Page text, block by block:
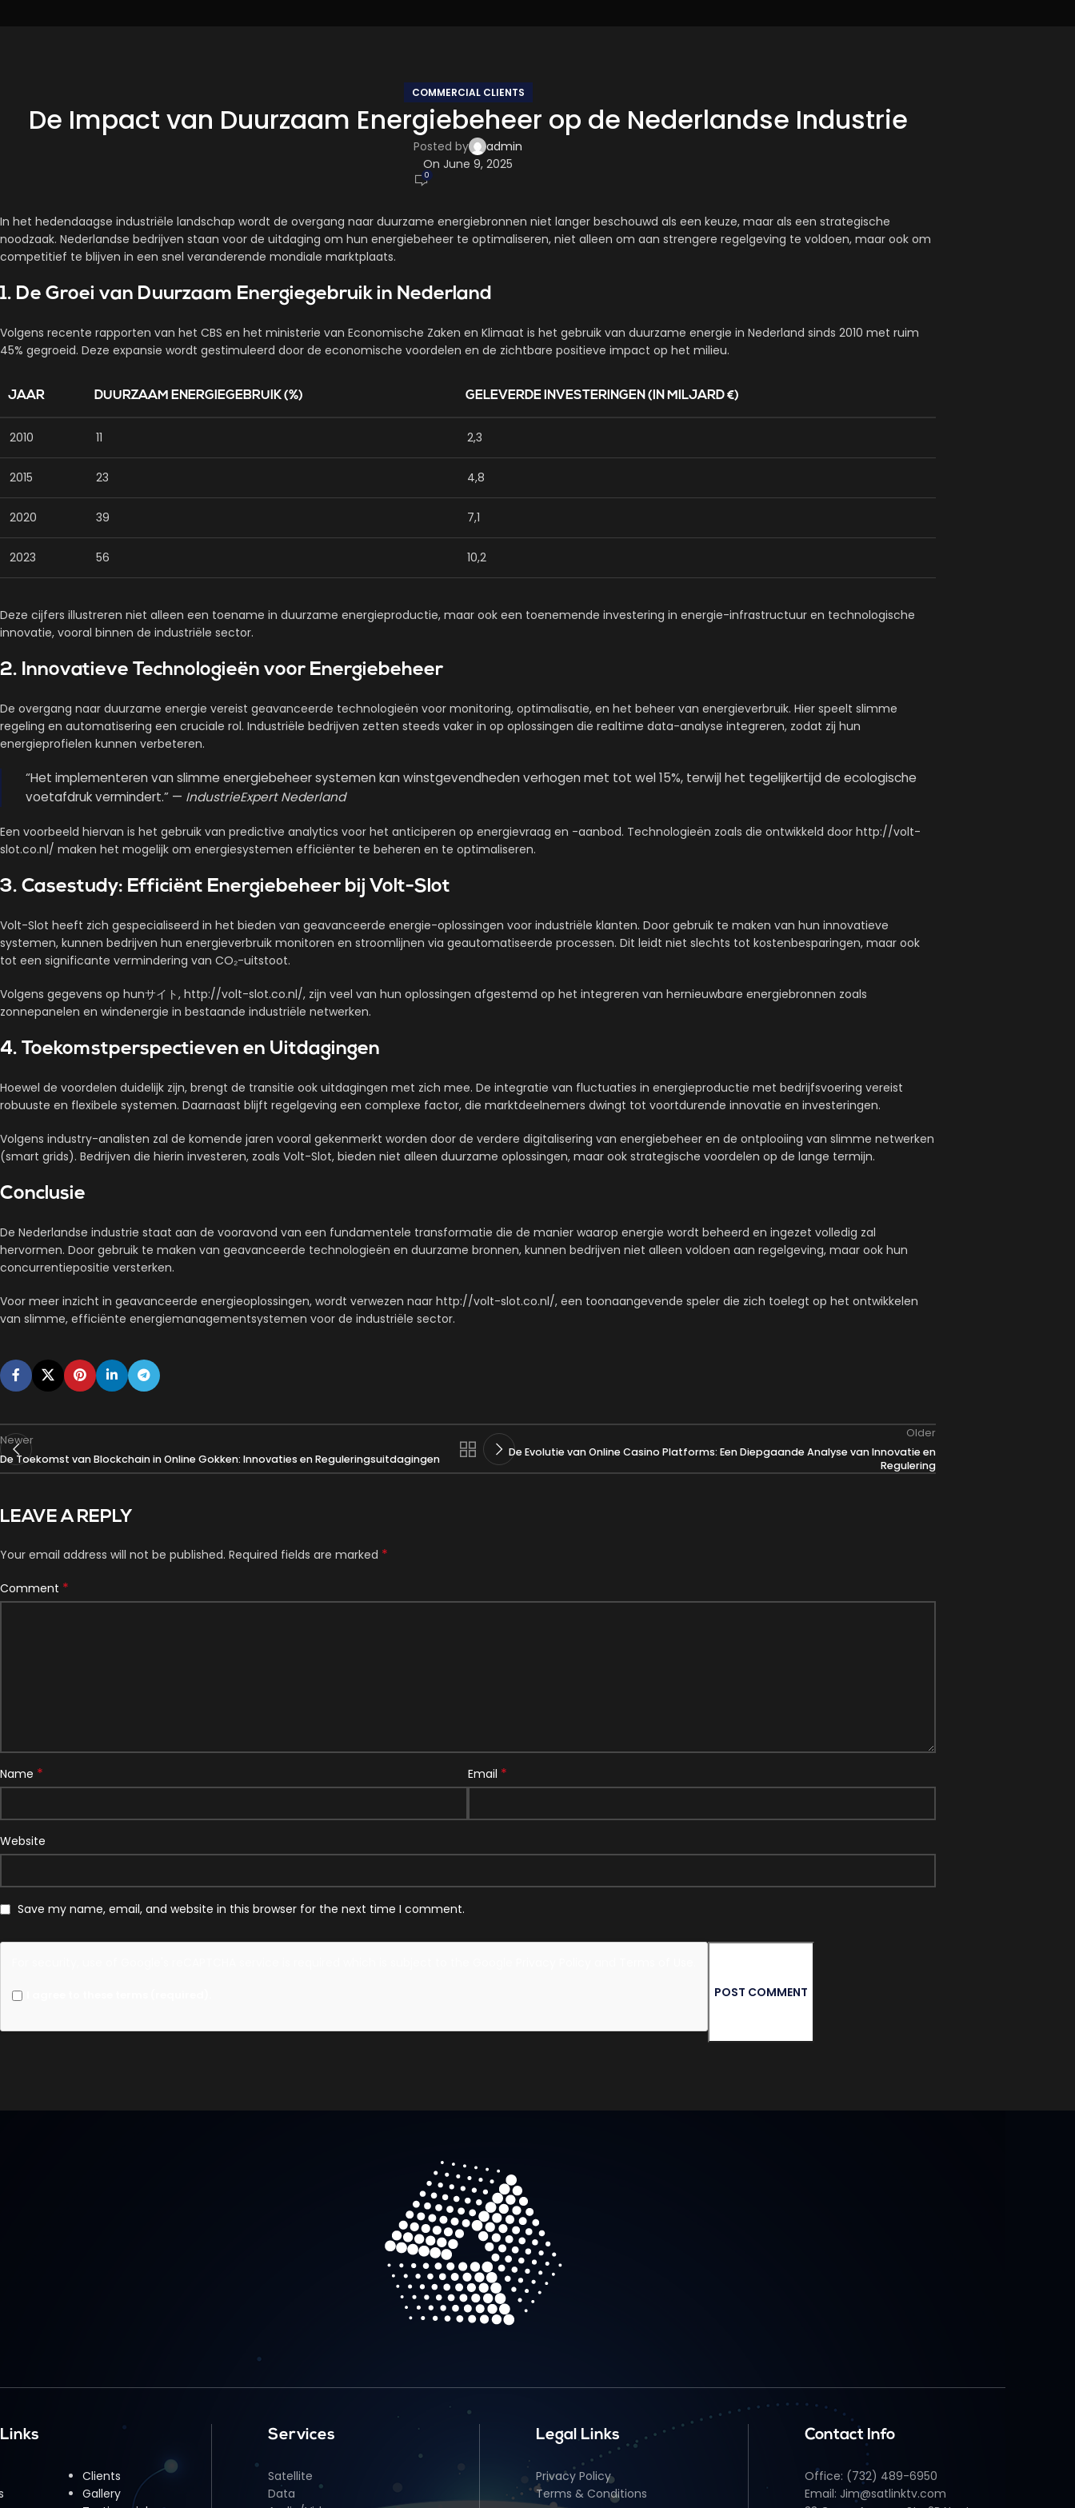
COMMERCIAL CLIENTS
De Impact van Duurzaam Energiebeheer op de Nederlandse Industrie
Posted by
admin
On June 9, 2025
0
In het hedendaagse industriële landschap wordt de overgang naar duurzame energiebronnen niet langer beschouwd als een keuze, maar als een strategische
noodzaak. Nederlandse bedrijven staan voor de uitdaging om hun energiebeheer te optimaliseren, niet alleen om aan strengere regelgeving te voldoen, maar ook om
competitief te blijven in een snel veranderende mondiale marktplaats.
1. De Groei van Duurzaam Energiegebruik in Nederland
Volgens recente rapporten van het CBS en het ministerie van Economische Zaken en Klimaat is het gebruik van duurzame energie in Nederland sinds 2010 met ruim
45% gegroeid. Deze expansie wordt gestimuleerd door de economische voordelen en de zichtbare positieve impact op het milieu.
JAAR DUURZAAM ENERGIEGEBRUIK (%) GELEVERDE INVESTERINGEN (IN MILJARD €)
2010 11 2,3
2015 23 4,8
2020 39 7,1
2023 56 10,2
Deze cijfers illustreren niet alleen een toename in duurzame energieproductie, maar ook een toenemende investering in energie-infrastructuur en technologische
innovatie, vooral binnen de industriële sector.
2. Innovatieve Technologieën voor Energiebeheer
De overgang naar duurzame energie vereist geavanceerde technologieën voor monitoring, optimalisatie, en het beheer van energieverbruik. Hier speelt slimme
regeling en automatisering een cruciale rol. Industriële bedrijven zetten steeds vaker in op oplossingen die realtime data-analyse integreren, zodat zij hun
energieprofielen kunnen verbeteren.
“Het implementeren van slimme energiebeheer systemen kan winstgevendheden verhogen met tot wel 15%, terwijl het tegelijkertijd de ecologische
voetafdruk vermindert.” — IndustrieExpert Nederland
Een voorbeeld hiervan is het gebruik van predictive analytics voor het anticiperen op energievraag en -aanbod. Technologieën zoals die ontwikkeld door http://volt-
slot.co.nl/ maken het mogelijk om energiesystemen efficiënter te beheren en te optimaliseren.
3. Casestudy: Efficiënt Energiebeheer bij Volt-Slot
Volt-Slot heeft zich gespecialiseerd in het bieden van geavanceerde energie-oplossingen voor industriële klanten. Door gebruik te maken van hun innovatieve
systemen, kunnen bedrijven hun energieverbruik monitoren en stroomlijnen via geautomatiseerde processen. Dit leidt niet slechts tot kostenbesparingen, maar ook
tot een significante vermindering van CO₂-uitstoot.
Volgens gegevens op hunサイト, http://volt-slot.co.nl/, zijn veel van hun oplossingen afgestemd op het integreren van hernieuwbare energiebronnen zoals
zonnepanelen en windenergie in bestaande industriële netwerken.
4. Toekomstperspectieven en Uitdagingen
Hoewel de voordelen duidelijk zijn, brengt de transitie ook uitdagingen met zich mee. De integratie van fluctuaties in energieproductie met bedrijfsvoering vereist
robuuste en flexibele systemen. Daarnaast blijft regelgeving een complexe factor, die marktdeelnemers dwingt tot voortdurende innovatie en investeringen.
Volgens industry-analisten zal de komende jaren vooral gekenmerkt worden door de verdere digitalisering van energiebeheer en de ontplooiing van slimme netwerken
(smart grids). Bedrijven die hierin investeren, zoals Volt-Slot, bieden niet alleen duurzame oplossingen, maar ook strategische voordelen op de lange termijn.
Conclusie
De Nederlandse industrie staat aan de vooravond van een fundamentele transformatie die de manier waarop energie wordt beheerd en ingezet volledig zal
hervormen. Door gebruik te maken van geavanceerde technologieën en duurzame bronnen, kunnen bedrijven niet alleen voldoen aan regelgeving, maar ook hun
concurrentiepositie versterken.
Voor meer inzicht in geavanceerde energieoplossingen, wordt verwezen naar http://volt-slot.co.nl/, een toonaangevende speler die zich toelegt op het ontwikkelen
van slimme, efficiënte energiemanagementsystemen voor de industriële sector.
Newer
De Toekomst van Blockchain in Online Gokken: Innovaties en Reguleringsuitdagingen
Older
De Evolutie van Online Casino Platforms: Een Diepgaande Analyse van Innovatie en
Regulering
LEAVE A REPLY
Your email address will not be published. Required fields are marked *
Comment *
Name * Email *
Website
Save my name, email, and website in this browser for the next time I comment.
Clients
Gallery
Services
Satellite
Data
Legal Links
Privacy Policy
Terms & Conditions
Contact Info
Office: (732) 489-6950
Email: Jim@satlinktv.com